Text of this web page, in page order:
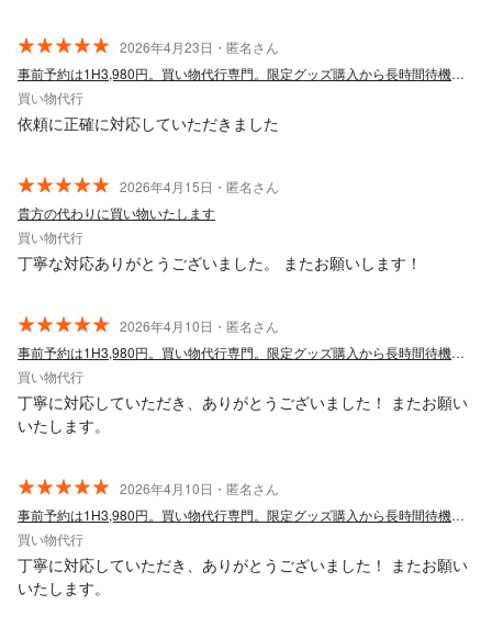
2026年4月23日・匿名さん
事前予約は1H3,980円。買い物代行専門。限定グッズ購入から長時間待機に対応。
買い物代行
依頼に正確に対応していただきました
2026年4月15日・匿名さん
貴方の代わりに買い物いたします
買い物代行
丁寧な対応ありがとうございました。 またお願いします！
2026年4月10日・匿名さん
事前予約は1H3,980円。買い物代行専門。限定グッズ購入から長時間待機に対応。
買い物代行
丁寧に対応していただき、ありがとうございました！ またお願い
いたします。
2026年4月10日・匿名さん
事前予約は1H3,980円。買い物代行専門。限定グッズ購入から長時間待機に対応。
買い物代行
丁寧に対応していただき、ありがとうございました！ またお願い
いたします。